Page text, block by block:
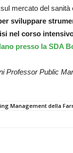
mercato del sanità
sviluppare
nel corso
presso la SDA
Professor Public
Management della